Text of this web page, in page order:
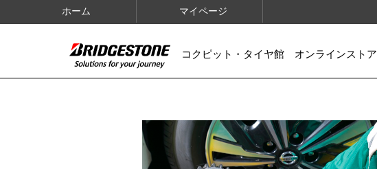
ホーム マイページ
コクピット・タイヤ館 オンラインストア
IMAGES